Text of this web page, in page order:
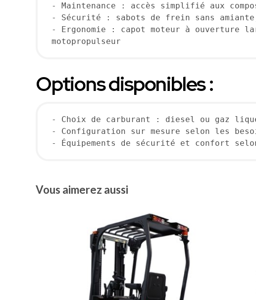
- Maintenance : accès simplifié aux
- Sécurité : sabots de frein sans
- Ergonomie : capot moteur à ouverture
motopropulseur
Options disponibles :
- Choix de carburant : diesel ou gaz
- Configuration sur mesure selon les
- Équipements de sécurité et confort
Vous aimerez aussi